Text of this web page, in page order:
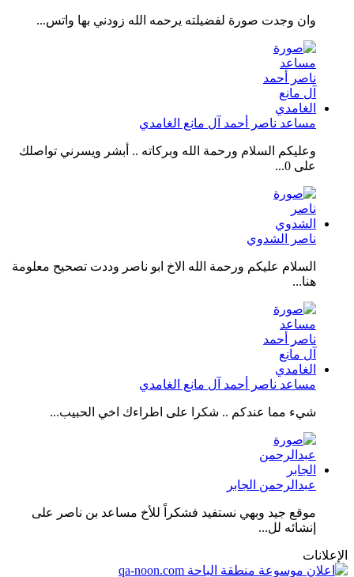
وان وجدت صورة لفضيلته يرحمه الله زودني بها واتس...
مساعد ناصر أحمد آل مانع الغامدي
وعليكم السلام ورحمة الله وبركاته .. أبشر ويسرني تواصلك
على 0...
ناصر الشدوي
السلام عليكم ورحمة الله الاخ ابو ناصر وددت تصحيح معلومة
هنا...
مساعد ناصر أحمد آل مانع الغامدي
شيء مما عندكم .. شكرا على اطراءك اخي الحبيب...
عبدالرحمن الجابر
موقع جيد وبهي نستفيد فشكراً للأخ مساعد بن ناصر على
إنشائه لل...
الإعلانات